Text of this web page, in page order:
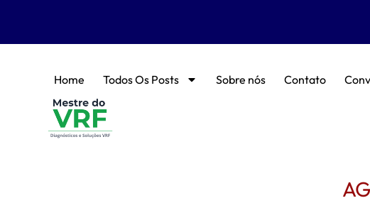
Home Todos Os Posts Sobre nós Contato